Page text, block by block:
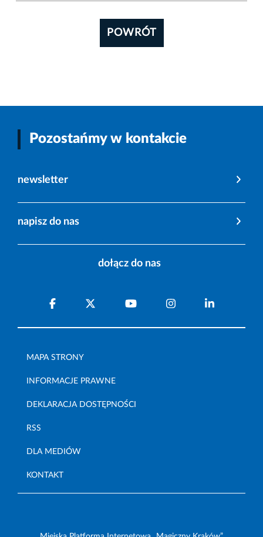
POWRÓT
Pozostańmy w kontakcie
newsletter
napisz do nas
dołącz do nas
MAPA STRONY
INFORMACJE PRAWNE
DEKLARACJA DOSTĘPNOŚCI
RSS
DLA MEDIÓW
KONTAKT